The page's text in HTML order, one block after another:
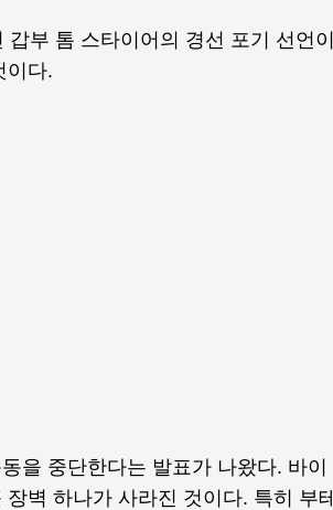
부 톰 스타이어의 경선 포기 선언이
이다.
을 중단한다는 발표가 나왔다. 바이
벽 하나가 사라진 것이다. 특히 부테